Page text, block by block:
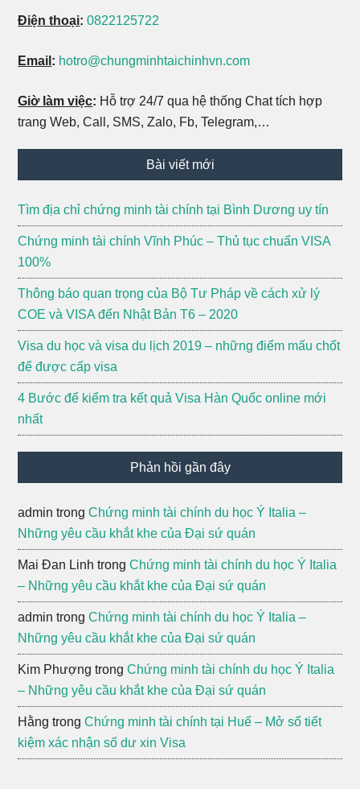
Điện thoại: 0822125722
Email : hotro@chungminhtaichinhvn.com
Giờ làm việc: Hỗ trợ 24/7 qua hệ thống Chat tích hợp
trang Web, Call, SMS, Zalo, Fb, Telegram,…
Bài viết mới
Tìm địa chỉ chứng minh tài chính tại Bình Dương uy tín
Chứng minh tài chính Vĩnh Phúc – Thủ tục chuẩn VISA
100%
Thông báo quan trọng của Bộ Tư Pháp về cách xử lý
COE và VISA đến Nhật Bản T6 – 2020
Visa du học và visa du lịch 2019 – những điểm mấu chốt
để được cấp visa
4 Bước để kiểm tra kết quả Visa Hàn Quốc online mới
nhất
Phản hồi gần đây
admin trongChứng minh tài chính du học Ý Italia –
Những yêu cầu khắt khe của Đại sứ quán
Mai Đan Linh trongChứng minh tài chính du học Ý Italia
– Những yêu cầu khắt khe của Đại sứ quán
admin trongChứng minh tài chính du học Ý Italia –
Những yêu cầu khắt khe của Đại sứ quán
Kim Phượng trongChứng minh tài chính du học Ý Italia
– Những yêu cầu khắt khe của Đại sứ quán
Hằng trongChứng minh tài chính tại Huế – Mở sổ tiết
kiệm xác nhận số dư xin Visa